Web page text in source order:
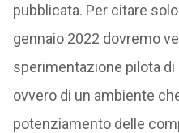
pubblicata. Per citare
gennaio 2022 dovremo
sperimentazione pilota di
ovvero di un ambiente
potenziamento delle